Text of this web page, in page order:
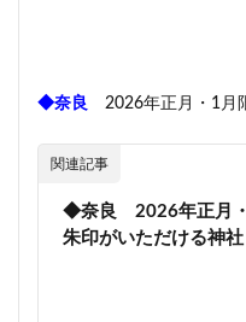
◆奈良 2026年正月・1月
関連記事
◆奈良 2026年正月
朱印がいただける神社